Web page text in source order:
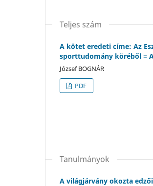
Teljes szám
A kötet eredeti címe: Az
sporttudomány köréből =
József BOGNÁR
PDF
Tanulmányok
A világjárvány okozta